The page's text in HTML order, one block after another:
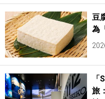
豆
為
旅